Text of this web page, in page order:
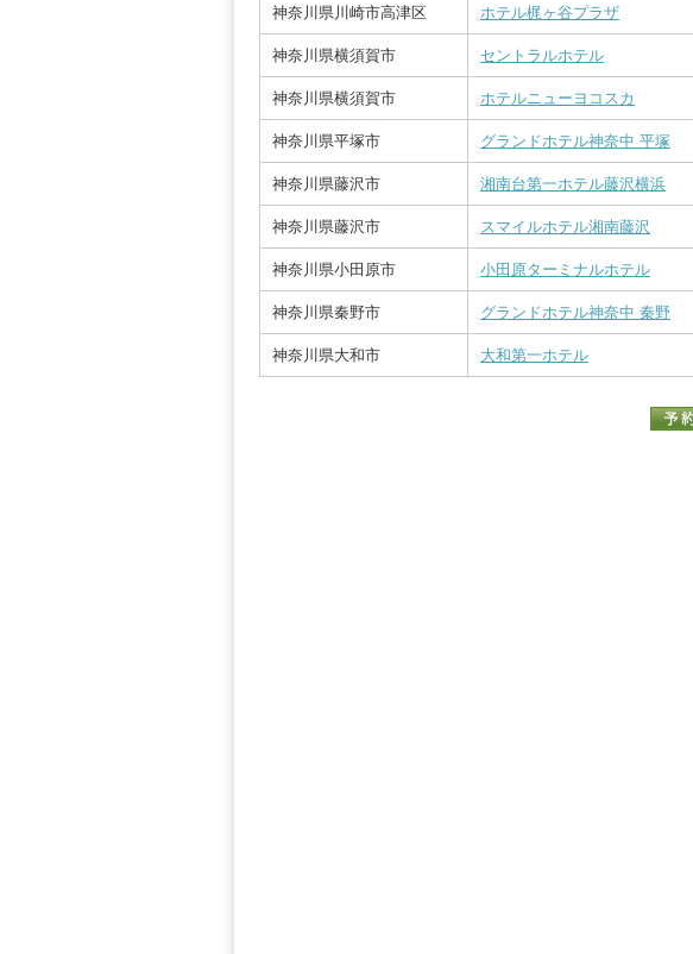
神奈川県川崎市高津区 ホテル梶ヶ谷プラザ
神奈川県横須賀市 セントラルホテル
神奈川県横須賀市 ホテルニューヨコスカ
神奈川県平塚市 グランドホテル神奈中 平塚
神奈川県藤沢市 湘南台第一ホテル藤沢横浜
神奈川県藤沢市 スマイルホテル湘南藤沢
神奈川県小田原市 小田原ターミナルホテル
神奈川県秦野市 グランドホテル神奈中 秦野
神奈川県大和市 大和第一ホテル